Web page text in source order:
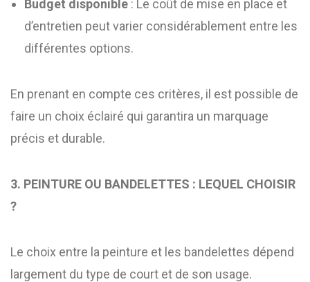
Budget disponible : Le coût de mise en place et
d’entretien peut varier considérablement entre les
différentes options.
En prenant en compte ces critères, il est possible de
faire un choix éclairé qui garantira un marquage
précis et durable.
3. PEINTURE OU BANDELETTES : LEQUEL CHOISIR
?
Le choix entre la peinture et les bandelettes dépend
largement du type de court et de son usage.